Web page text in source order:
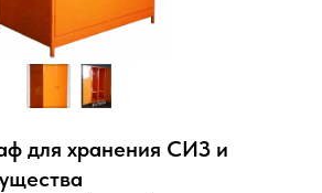
для хранения СИЗ и